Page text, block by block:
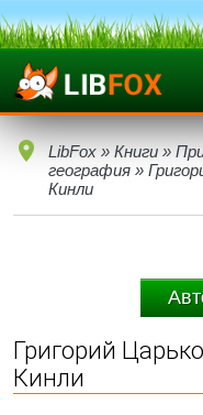
LibFox » Книги »
география »
Кинли
Григорий
Кинли